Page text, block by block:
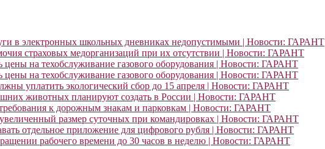
в электронных школьных дневниках недопустимыми | Новости: ГАРАНТ
страховых медорганизаций при их отсутствии | Новости: ГАРАНТ
цены на техобслуживание газового оборудования | Новости: ГАРАНТ
цены на техобслуживание газового оборудования | Новости: ГАРАНТ
уплатить экологический сбор до 15 апреля | Новости: ГАРАНТ
животных планируют создать в России | Новости: ГАРАНТ
к дорожным знакам и парковкам | Новости: ГАРАНТ
размер суточных при командировках | Новости: ГАРАНТ
отдельное приложение для цифрового рубля | Новости: ГАРАНТ
рабочего времени до 30 часов в неделю | Новости: ГАРАНТ